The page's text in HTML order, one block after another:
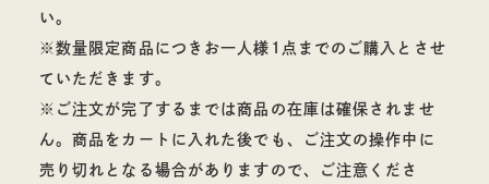
い。
※数量限定商品につきお一人様1点までのご購入とさせ
ていただきます。
※ご注文が完了するまでは商品の在庫は確保されませ
ん。商品をカートに入れた後でも、ご注文の操作中に
売り切れとなる場合がありますので、ご注意くださ
ギフト